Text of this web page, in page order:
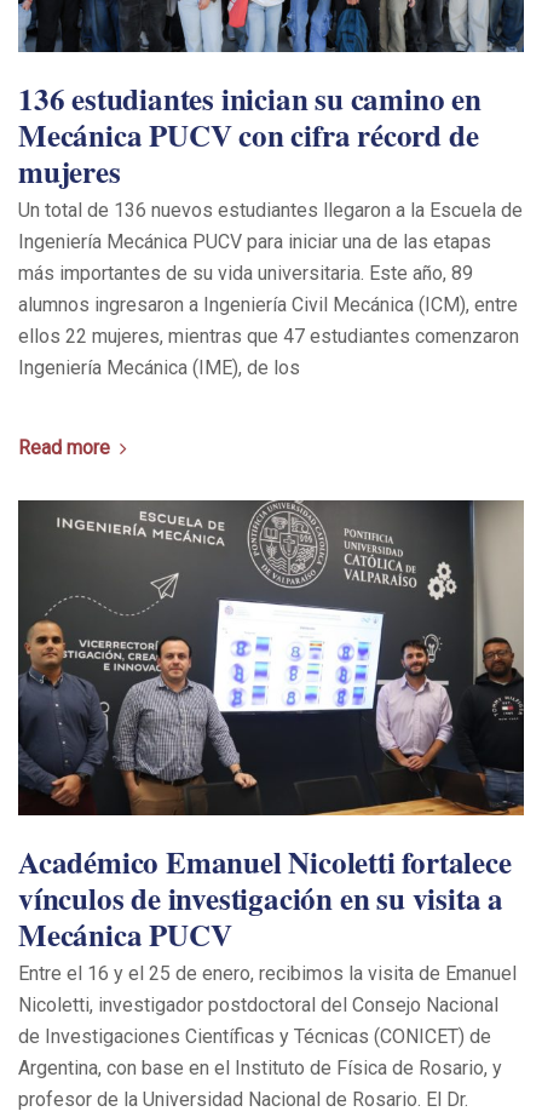
136 estudiantes inician su camino en
Mecánica PUCV con cifra récord de
mujeres
Un total de 136 nuevos estudiantes llegaron a la Escuela de
Ingeniería Mecánica PUCV para iniciar una de las etapas
más importantes de su vida universitaria. Este año, 89
alumnos ingresaron a Ingeniería Civil Mecánica (ICM), entre
ellos 22 mujeres, mientras que 47 estudiantes comenzaron
Ingeniería Mecánica (IME), de los
Read more
Académico Emanuel Nicoletti fortalece
vínculos de investigación en su visita a
Mecánica PUCV
Entre el 16 y el 25 de enero, recibimos la visita de Emanuel
Nicoletti, investigador postdoctoral del Consejo Nacional
de Investigaciones Científicas y Técnicas (CONICET) de
Argentina, con base en el Instituto de Física de Rosario, y
profesor de la Universidad Nacional de Rosario. El Dr.